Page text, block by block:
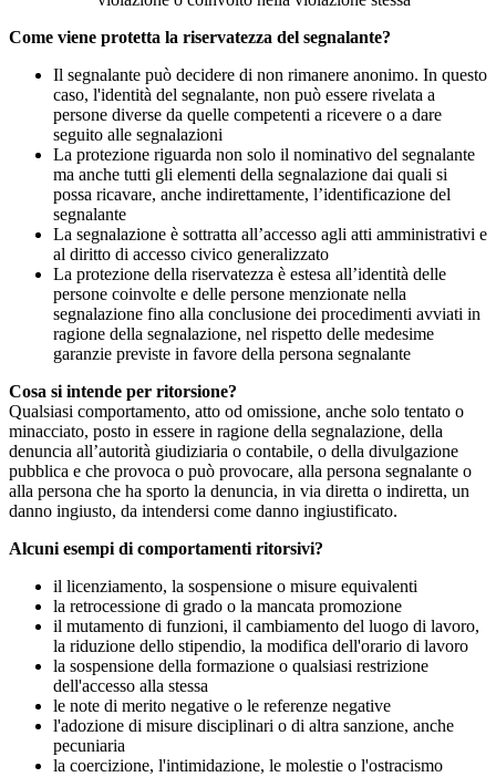
Come viene protetta la riservatezza del segnalante?
Il segnalante può decidere di non rimanere anonimo. In questo
caso, l'identità del segnalante, non può essere rivelata a
persone diverse da quelle competenti a ricevere o a dare
seguito alle segnalazioni
La protezione riguarda non solo il nominativo del segnalante
ma anche tutti gli elementi della segnalazione dai quali si
possa ricavare, anche indirettamente, l’identificazione del
segnalante
La segnalazione è sottratta all’accesso agli atti amministrativi e
al diritto di accesso civico generalizzato
La protezione della riservatezza è estesa all’identità delle
persone coinvolte e delle persone menzionate nella
segnalazione fino alla conclusione dei procedimenti avviati in
ragione della segnalazione, nel rispetto delle medesime
garanzie previste in favore della persona segnalante
Cosa si intende per ritorsione?
Qualsiasi comportamento, atto od omissione, anche solo tentato o
minacciato, posto in essere in ragione della segnalazione, della
denuncia all’autorità giudiziaria o contabile, o della divulgazione
pubblica e che provoca o può provocare, alla persona segnalante o
alla persona che ha sporto la denuncia, in via diretta o indiretta, un
danno ingiusto, da intendersi come danno ingiustificato.
Alcuni esempi di comportamenti ritorsivi?
il licenziamento, la sospensione o misure equivalenti
la retrocessione di grado o la mancata promozione
il mutamento di funzioni, il cambiamento del luogo di lavoro,
la riduzione dello stipendio, la modifica dell'orario di lavoro
la sospensione della formazione o qualsiasi restrizione
dell'accesso alla stessa
le note di merito negative o le referenze negative
l'adozione di misure disciplinari o di altra sanzione, anche
pecuniaria
la coercizione, l'intimidazione, le molestie o l'ostracismo